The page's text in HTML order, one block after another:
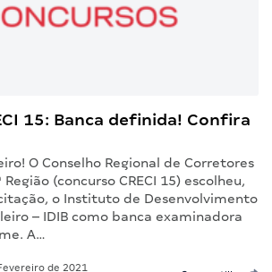
15: Banca definida! Confira
O Conselho Regional de Corretores
(concurso CRECI 15) escolheu,
o Instituto de Desenvolvimento
– IDIB como banca examinadora
A…
de 2021